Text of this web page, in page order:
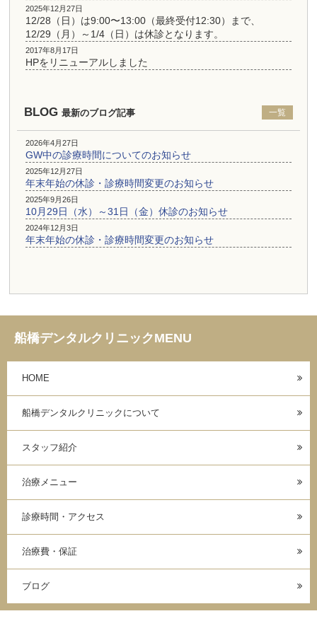
2025年12月27日
12/28（日）は9:00〜13:00（最終受付12:30）まで、
12/29（月）～1/4（日）は休診となります。
2017年8月17日
HPをリニューアルしました
BLOG 最新のブログ記事 一覧
2026年4月27日
GW中の診療時間についてのお知らせ
2025年12月27日
年末年始の休診・診療時間変更のお知らせ
2025年9月26日
10月29日（水）～31日（金）休診のお知らせ
2024年12月3日
年末年始の休診・診療時間変更のお知らせ
船橋デンタルクリニックMENU
HOME
船橋デンタルクリニックについて
スタッフ紹介
治療メニュー
診療時間・アクセス
治療費・保証
ブログ